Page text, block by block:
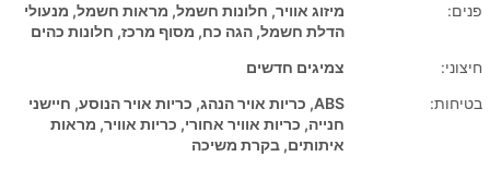
פנים:
מיזוג אוויר, חלונות חשמל, מראות חשמל, מנעולי
הדלת חשמל, הגה כח, מסוף מרכז, חלונות כהים
חיצוני:
צמיגים חדשים
בטיחות:
ABS, כריות אויר הנהג, כריות אויר הנוסע, חיישני
חנייה, כריות אוויר אחורי, כריות אוויר, מראות
איתותים, בקרת משיכה